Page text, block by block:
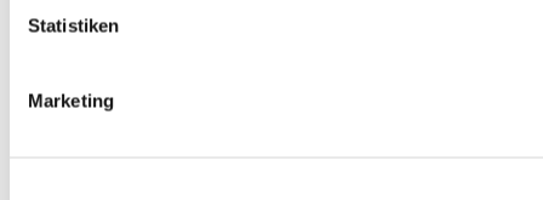
Statistiken
Marketing